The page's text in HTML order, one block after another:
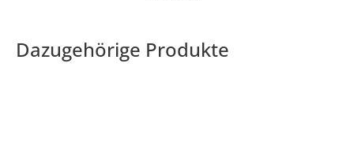
Dazugehörige Produkte